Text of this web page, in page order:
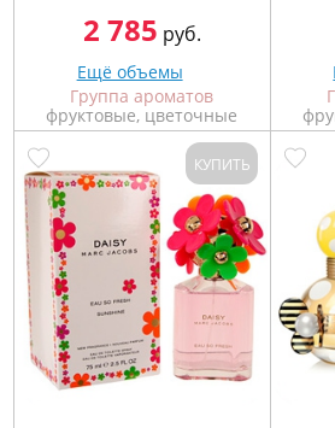
2 785 руб.
Ещё объемы
Группа ароматов
фруктовые, цветочные
КУПИТЬ